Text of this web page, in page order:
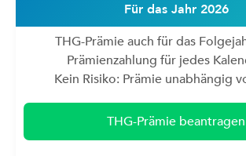
Für das Jahr 2026
THG-Prämie auch für das
Prämienzahlung für jedes
Kein Risiko: Prämie unabhängig
THG-Prämie beantragen